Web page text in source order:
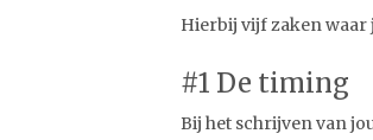
Hierbij vijf zaken waar
#1 De timing
Bij het schrijven van